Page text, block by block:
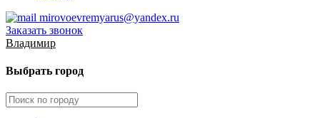
mirovoevremyarus@yandex.ru
Заказать звонок
Владимир
Выбрать город